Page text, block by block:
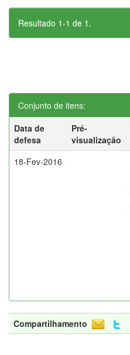
Resultado 1-1 de 1.
Conjunto de itens:
Data de
defesa
Pré-
visualização
18-Fev-2016
Compartilhamento